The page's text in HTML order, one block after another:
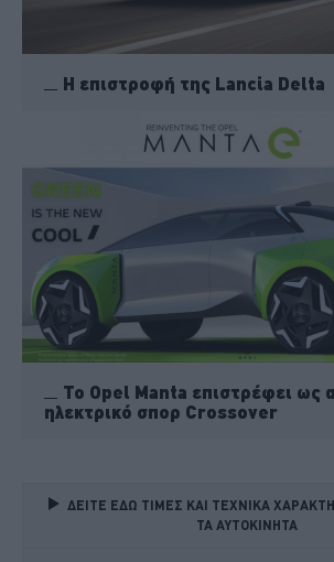
Η επιστροφή της Lancia Delta
To Opel Manta επιστρέφει ως
ηλεκτρικό σπορ Crossover
ΔΕΙΤΕ ΕΔΩ ΤΙΜΕΣ ΚΑΙ ΤΕΧΝΙΚΑ
ΤΑ ΑΥΤΟΚΙΝΗΤΑ